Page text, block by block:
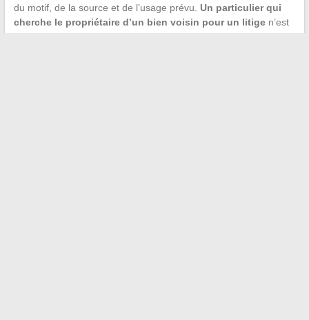
du motif, de la source et de l’usage prévu. Un particulier qui
cherche le propriétaire d’un bien voisin pour un litigen’est